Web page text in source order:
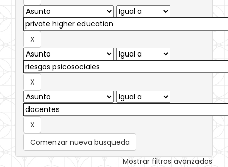
Comenzar nueva busqueda
Mostrar filtros avanzados